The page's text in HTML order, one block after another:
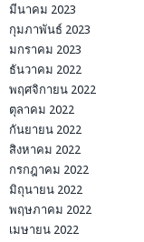
มีนาคม 2023
กุมภาพันธ์ 2023
มกราคม 2023
ธันวาคม 2022
พฤศจิกายน 2022
ตุลาคม 2022
กันยายน 2022
สิงหาคม 2022
กรกฎาคม 2022
มิถุนายน 2022
พฤษภาคม 2022
เมษายน 2022